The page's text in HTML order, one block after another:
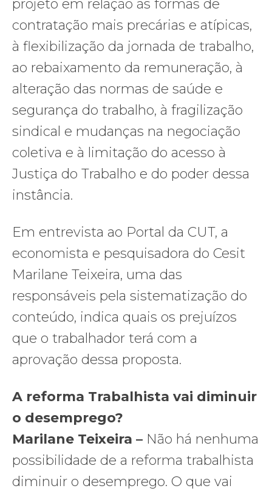
projeto em relação às formas de
contratação mais precárias e atípicas,
à flexibilização da jornada de trabalho,
ao rebaixamento da remuneração, à
alteração das normas de saúde e
segurança do trabalho, à fragilização
sindical e mudanças na negociação
coletiva e à limitação do acesso à
Justiça do Trabalho e do poder dessa
instância.
Em entrevista ao Portal da CUT, a
economista e pesquisadora do Cesit
Marilane Teixeira, uma das
responsáveis pela sistematização do
conteúdo, indica quais os prejuízos
que o trabalhador terá com a
aprovação dessa proposta.
A reforma Trabalhista vai diminuir
o desemprego?
Marilane Teixeira – Não há nenhuma
possibilidade de a reforma trabalhista
diminuir o desemprego. O que vai